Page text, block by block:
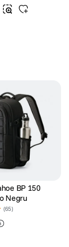
BP 150
Negru
(65)